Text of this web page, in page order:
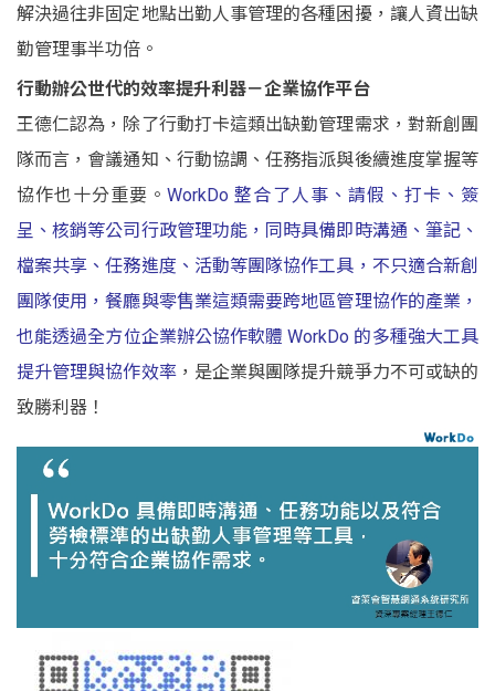
解決過往非固定地點出勤 人事管理的各種困擾，讓人資出缺
勤管理事半功倍。
行動辦公世代的效率提升利器－企業協作平台
王德仁認為，除了行動打卡這類出缺勤管理需求，對新創團
隊而言，會議通知、行動協調、任務指派與後續進度掌握等
協作也十分重要。WorkDo 整合了人事、請假、打卡、簽
呈、核銷等公司行政管理功能，同時具備即時溝通、筆記、
檔案共享、任務進度、活動等團隊協作工具，不只適合新創
團隊使用，餐廳與零售業這類需要跨地區管理協作的產業，
也能透過全方位企業辦公協作軟體 WorkDo 的多種強大工具
提升管理與協作效率，是企業與團隊提升競爭力不可或缺的
致勝利器！